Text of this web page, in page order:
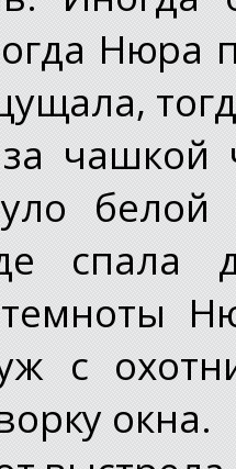
Нюра
чашкой
спала
темноты
с
окна.